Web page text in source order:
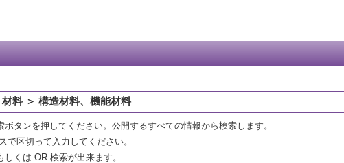
材料 ＞ 構造材料、機能材料
タンを押してください。公開するすべての情報から検索します。
区切って入力してください。
くは OR 検索が出来ます。